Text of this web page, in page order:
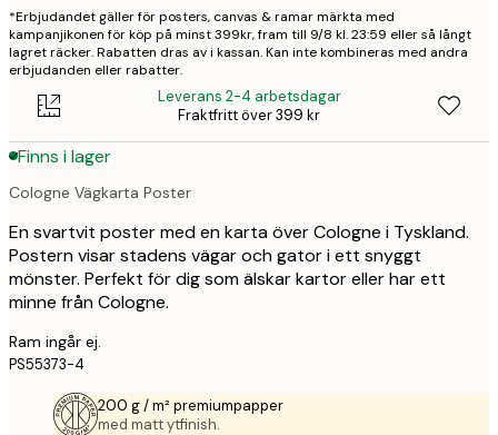
*Erbjudandet gäller för posters, canvas & ramar märkta med
kampanjikonen för köp på minst 399kr, fram till 9/8 kl. 23:59 eller så långt
lagret räcker. Rabatten dras av i kassan. Kan inte kombineras med andra
erbjudanden eller rabatter.
Leverans 2-4 arbetsdagar
Fraktfritt över 399 kr
Finns i lager
Cologne Vägkarta Poster
En svartvit poster med en karta över Cologne i Tyskland.
Postern visar stadens vägar och gator i ett snyggt
mönster. Perfekt för dig som älskar kartor eller har ett
minne från Cologne.
Ram ingår ej.
PS55373-4
200 g / m² premiumpapper
med matt ytfinish.